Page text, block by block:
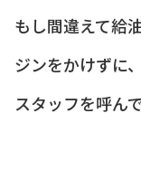
もし間違えて給
ジンをかけずに
スタッフを呼ん